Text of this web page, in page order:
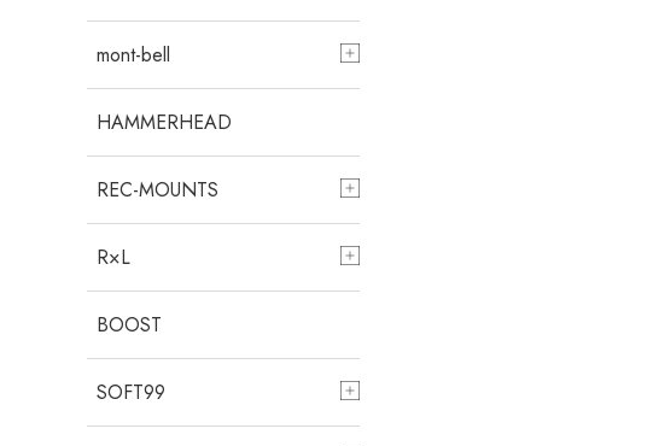
mont-bell
HAMMERHEAD
REC-MOUNTS
R×L
BOOST
SOFT99